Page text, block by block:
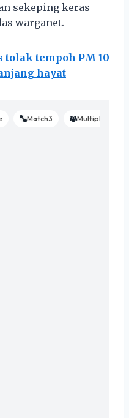
sekeping keras
warganet.
tolak tempoh PM 10
hayat